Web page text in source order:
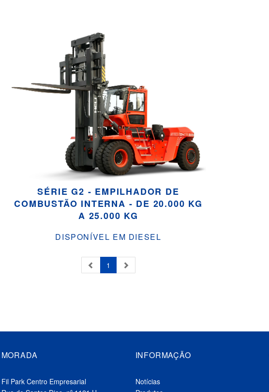
SÉRIE G2 - EMPILHADOR DE
COMBUSTÃO INTERNA - DE 20.000 KG
A 25.000 KG
DISPONÍVEL EM DIESEL
1
MORADA
Fil Park Centro Empresarial
INFORMAÇÃO
Notícias